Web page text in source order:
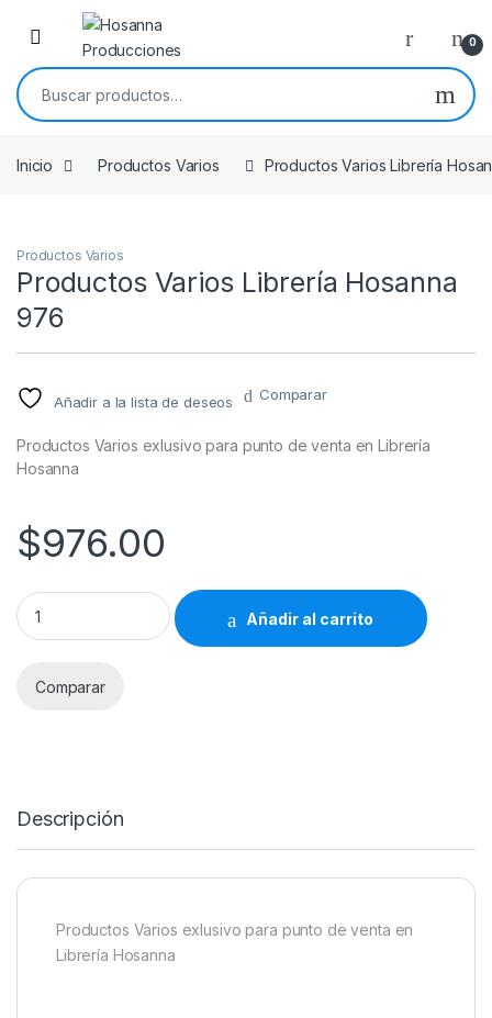
Skip to navigation
Skip to content
0
Buscar por:
Inicio Productos Varios Productos Varios Librería
Productos Varios
Productos Varios Librería Hosanna
976
Añadir a la lista de deseos Comparar
Productos Varios exlusivo para punto de venta en Librería
Hosanna
$976.00
Productos Varios Librería Hosanna 976 quantity
Añadir al carrito
Comparar
Descripción
Productos Varios exlusivo para punto de venta en
Librería Hosanna